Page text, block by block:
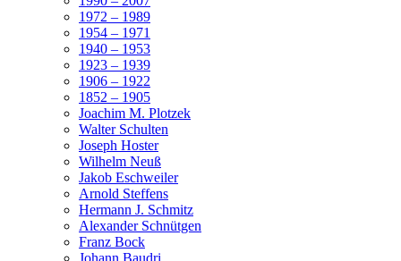
1972 – 1989
1954 – 1971
1940 – 1953
1923 – 1939
1906 – 1922
1852 – 1905
Joachim M. Plotzek
Walter Schulten
Joseph Hoster
Wilhelm Neuß
Jakob Eschweiler
Arnold Steffens
Hermann J. Schmitz
Alexander Schnütgen
Franz Bock
Johann Baudri